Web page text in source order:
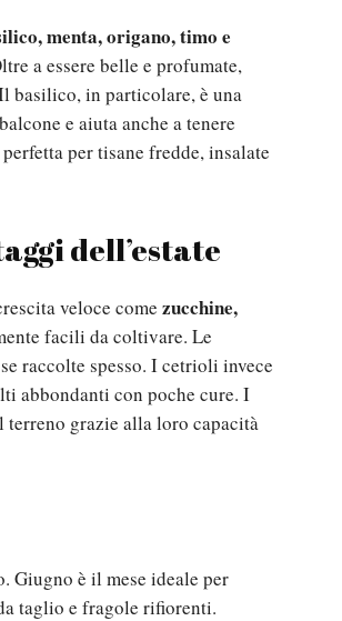
menta, origano, timo e
a essere belle e profumate,
basilico, in particolare, è una
e aiuta anche a tenere
per tisane fredde, insalate
dell’estate
veloce come zucchine,
facili da coltivare. Le
raccolte spesso. I cetrioli invece
abbondanti con poche cure. I
grazie alla loro capacità
Giugno è il mese ideale per
taglio e fragole rifiorenti.